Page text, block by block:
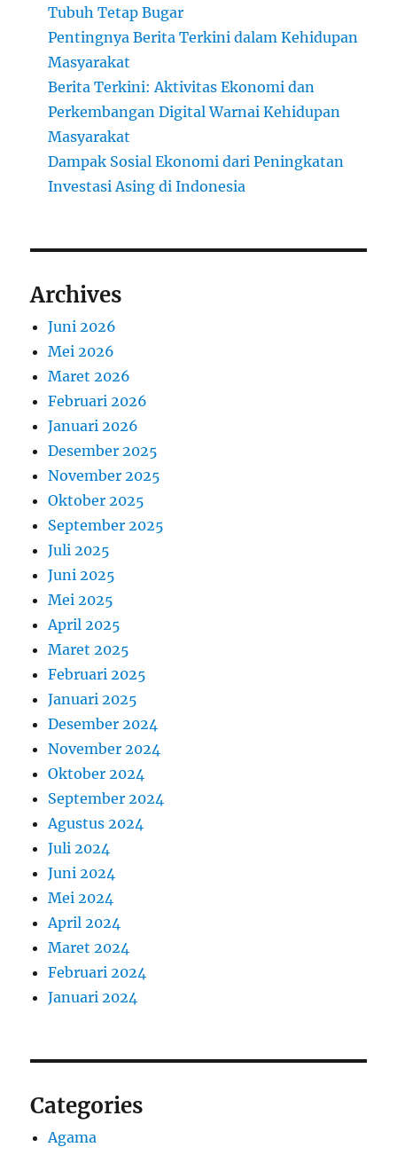
Tubuh Tetap Bugar
Pentingnya Berita Terkini dalam Kehidupan
Masyarakat
Berita Terkini: Aktivitas Ekonomi dan
Perkembangan Digital Warnai Kehidupan
Masyarakat
Dampak Sosial Ekonomi dari Peningkatan
Investasi Asing di Indonesia
Archives
Juni 2026
Mei 2026
Maret 2026
Februari 2026
Januari 2026
Desember 2025
November 2025
Oktober 2025
September 2025
Juli 2025
Juni 2025
Mei 2025
April 2025
Maret 2025
Februari 2025
Januari 2025
Desember 2024
November 2024
Oktober 2024
September 2024
Agustus 2024
Juli 2024
Juni 2024
Mei 2024
April 2024
Maret 2024
Februari 2024
Januari 2024
Categories
Agama